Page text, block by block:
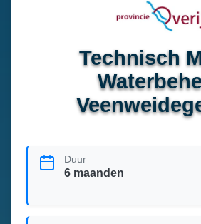
Technisch
Duur
6 maanden